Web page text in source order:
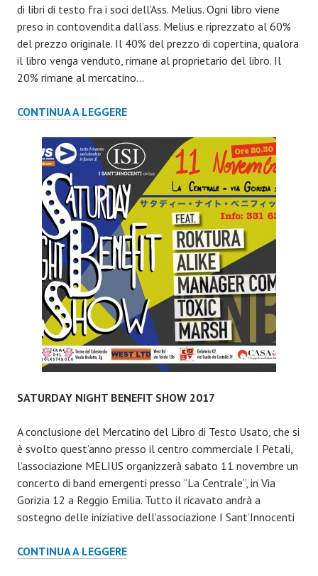
di libri di testo fra i soci dell’Ass. Melius. Ogni libro viene
preso in contovendita dall’ass. Melius e riprezzato al 60%
del prezzo originale. Il 40% del prezzo di copertina, qualora
il libro venga venduto, rimane al proprietario del libro. Il
20% rimane al mercatino…
CONTINUA A LEGGEREMERCATINO
LIBRO
DI
TESTO
USATO
2015
A
REGGIO
EMILIA
SATURDAY NIGHT BENEFIT SHOW 2017
A conclusione del Mercatino del Libro di Testo Usato, che si
è svolto quest’anno presso il centro commerciale I Petali,
l’associazione MELIUS organizzerà sabato 11 novembre un
concerto di band emergenti presso “La Centrale”, in Via
Gorizia 12 a Reggio Emilia. Tutto il ricavato andrà a
sostegno delle iniziative dell’associazione I Sant’Innocenti
CONTINUA A LEGGERESATURDAY